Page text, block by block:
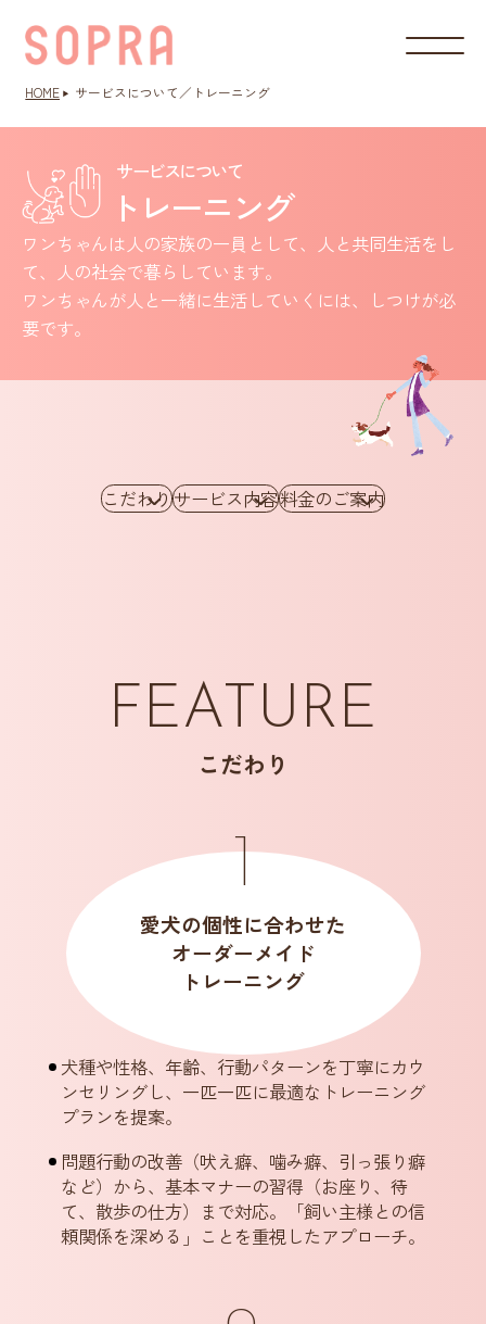
HOME サービスについて／トレーニング
サービスについて
トレーニング
ワンちゃんは人の家族の一員として、人と共同生活をし
て、 人の社会で暮らしています。
ワンちゃんが人と一緒に生活していくには、しつけが必
要です。
こだわりサービス内容料金のご案内
FEATURE
こだわり
愛犬の個性に合わせた
オーダーメイド
トレーニング
犬種や性格、年齢、行動パターンを丁寧にカウ
ンセリングし、 一匹一匹に最適なトレーニング
プランを提案。
問題行動の改善（吠え癖、噛み癖、引っ張り癖
など）から、基本マナーの習得（お座り、待
て、 散歩の仕方）まで対応。「飼い主様との信
頼関係を深める」ことを重視したアプローチ。